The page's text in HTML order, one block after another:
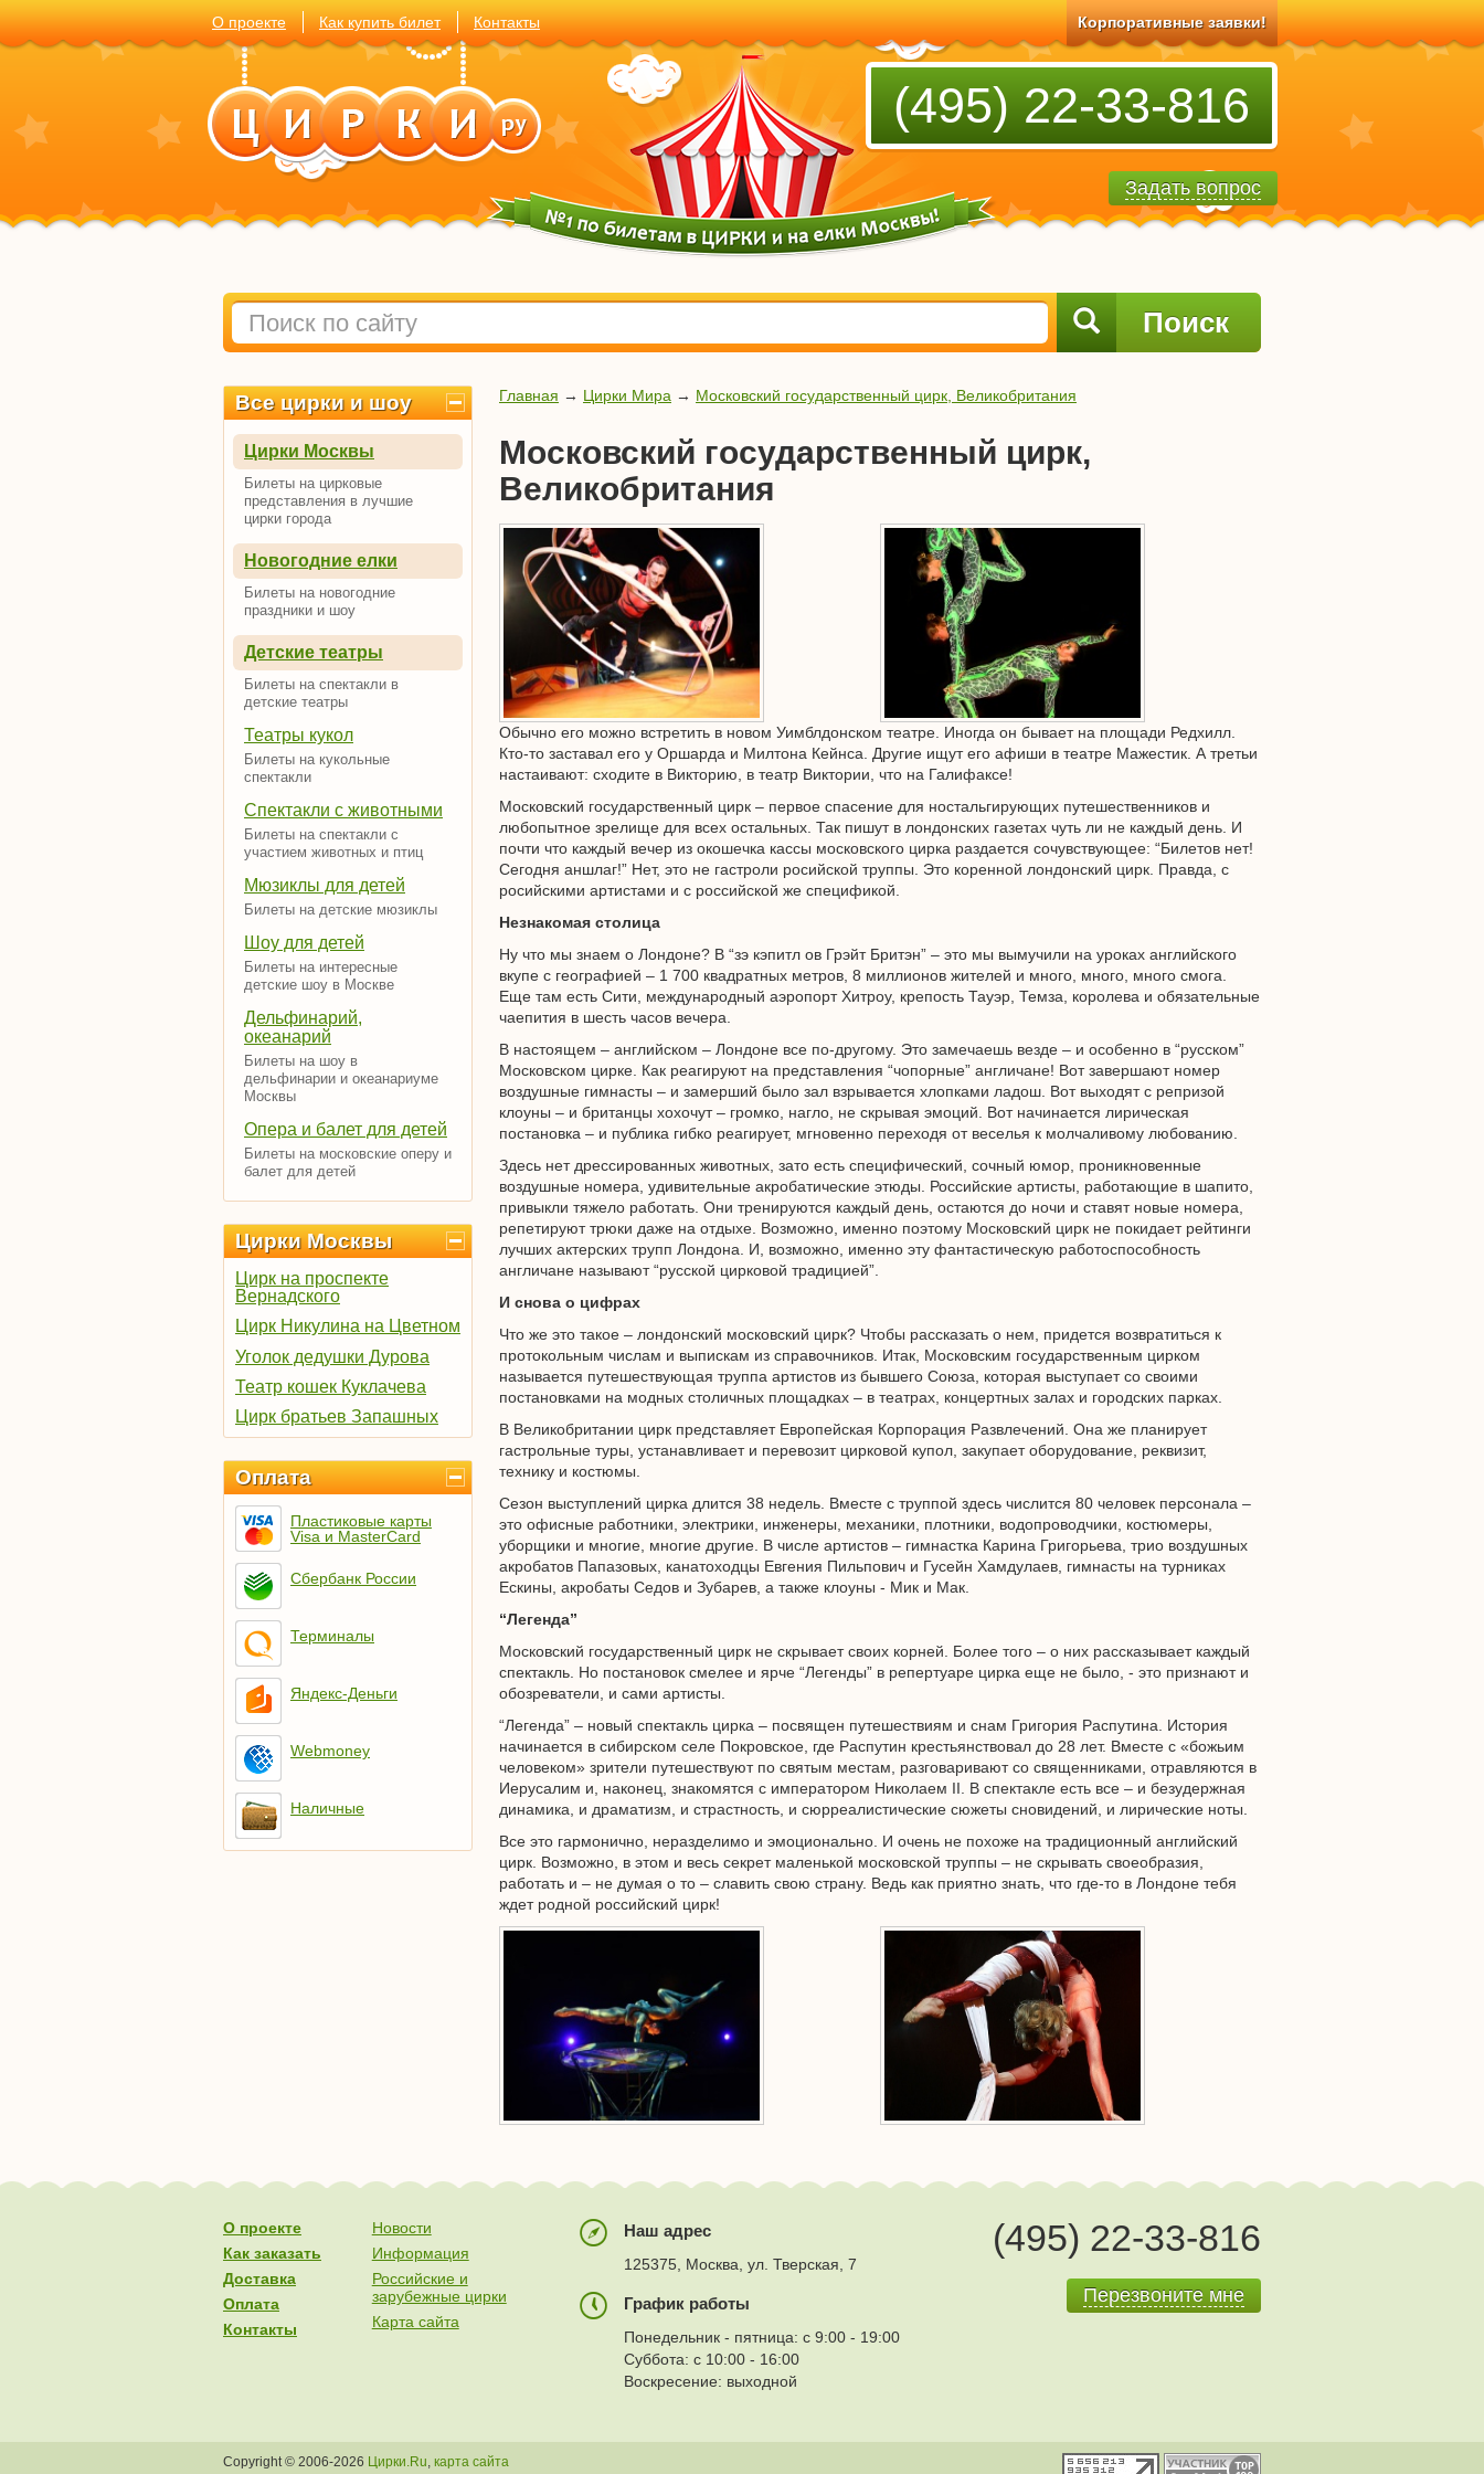
О проекте Как купить билет Контакты Корпоративные заявки!
(495) 22-33-816
Задать вопрос
Поиск
Все цирки и шоу
Цирки Москвы
Билеты на цирковые
представления в лучшие
цирки города
Новогодние елки
Билеты на новогодние
праздники и шоу
Детские театры
Билеты на спектакли в
детские театры
Театры кукол
Билеты на кукольные
спектакли
Спектакли с животными
Билеты на спектакли с
участием животных и птиц
Мюзиклы для детей
Билеты на детские мюзиклы
Шоу для детей
Билеты на интересные
детские шоу в Москве
Дельфинарий,
океанарий
Билеты на шоу в
дельфинарии и океанариуме
Москвы
Опера и балет для детей
Билеты на московские оперу и
балет для детей
Цирки Москвы
Цирк на проспекте
Вернадского
Цирк Никулина на Цветном
Уголок дедушки Дурова
Театр кошек Куклачева
Цирк братьев Запашных
Оплата
Пластиковые карты
Visa и MasterCard
Сбербанк России
Терминалы
Яндекс-Деньги
Webmoney
Наличные
Главная → Цирки Мира → Московский государственный цирк, Великобритания
Московский государственный цирк,
Великобритания
Обычно его можно встретить в новом Уимблдонском театре. Иногда он бывает на площади Редхилл.
Кто-то заставал его у Оршарда и Милтона Кейнса. Другие ищут его афиши в театре Мажестик. А третьи
настаивают: сходите в Викторию, в театр Виктории, что на Галифаксе!
Московский государственный цирк – первое спасение для ностальгирующих путешественников и
любопытное зрелище для всех остальных. Так пишут в лондонских газетах чуть ли не каждый день. И
почти что каждый вечер из окошечка кассы московского цирка раздается сочувствующее: “Билетов нет!
Сегодня аншлаг!” Нет, это не гастроли росийской труппы. Это коренной лондонский цирк. Правда, с
росийскими артистами и с российской же спецификой.
Незнакомая столица
Ну что мы знаем о Лондоне? В “зэ кэпитл ов Грэйт Бритэн” – это мы вымучили на уроках английского
вкупе с географией – 1 700 квадратных метров, 8 миллионов жителей и много, много, много смога.
Еще там есть Сити, международный аэропорт Хитроу, крепость Тауэр, Темза, королева и обязательные
чаепития в шесть часов вечера.
В настоящем – английском – Лондоне все по-другому. Это замечаешь везде – и особенно в “русском”
Московском цирке. Как реагируют на представления “чопорные” англичане! Вот завершают номер
воздушные гимнасты – и замерший было зал взрывается хлопками ладош. Вот выходят с репризой
клоуны – и британцы хохочут – громко, нагло, не скрывая эмоций. Вот начинается лирическая
постановка – и публика гибко реагирует, мгновенно переходя от веселья к молчаливому любованию.
Здесь нет дрессированных животных, зато есть специфический, сочный юмор, проникновенные
воздушные номера, удивительные акробатические этюды. Российские артисты, работающие в шапито,
привыкли тяжело работать. Они тренируются каждый день, остаются до ночи и ставят новые номера,
репетируют трюки даже на отдыхе. Возможно, именно поэтому Московский цирк не покидает рейтинги
лучших актерских трупп Лондона. И, возможно, именно эту фантастическую работоспособность
англичане называют “русской цирковой традицией”.
И снова о цифрах
Что же это такое – лондонский московский цирк? Чтобы рассказать о нем, придется возвратиться к
протокольным числам и выпискам из справочников. Итак, Московским государственным цирком
называется путешествующая труппа артистов из бывшего Союза, которая выступает со своими
постановками на модных столичных площадках – в театрах, концертных залах и городских парках.
В Великобритании цирк представляет Европейская Корпорация Развлечений. Она же планирует
гастрольные туры, устанавливает и перевозит цирковой купол, закупает оборудование, реквизит,
технику и костюмы.
Сезон выступлений цирка длится 38 недель. Вместе с труппой здесь числится 80 человек персонала –
это офисные работники, электрики, инженеры, механики, плотники, водопроводчики, костюмеры,
уборщики и многие, многие другие. В числе артистов – гимнастка Карина Григорьева, трио воздушных
акробатов Папазовых, канатоходцы Евгения Пильпович и Гусейн Хамдулаев, гимнасты на турниках
Ескины, акробаты Седов и Зубарев, а также клоуны - Мик и Мак.
“Легенда”
Московский государственный цирк не скрывает своих корней. Более того – о них рассказывает каждый
спектакль. Но постановок смелее и ярче “Легенды” в репертуаре цирка еще не было, - это признают и
обозреватели, и сами артисты.
“Легенда” – новый спектакль цирка – посвящен путешествиям и снам Григория Распутина. История
начинается в сибирском селе Покровское, где Распутин крестьянствовал до 28 лет. Вместе с «божьим
человеком» зрители путешествуют по святым местам, разговаривают со священниками, отравляются в
Иерусалим и, наконец, знакомятся с императором Николаем II. В спектакле есть все – и безудержная
динамика, и драматизм, и страстность, и сюрреалистические сюжеты сновидений, и лирические ноты.
Все это гармонично, неразделимо и эмоционально. И очень не похоже на традиционный английский
цирк. Возможно, в этом и весь секрет маленькой московской труппы – не скрывать своеобразия,
работать и – не думая о то – славить свою страну. Ведь как приятно знать, что где-то в Лондоне тебя
ждет родной российский цирк!
О проекте
Как заказать
Доставка
Оплата
Контакты
Новости
Информация
Российские и
зарубежные цирки
Карта сайта
Наш адрес
125375, Москва, ул. Тверская, 7
График работы
Понедельник - пятница: с 9:00 - 19:00
Суббота: с 10:00 - 16:00
Воскресение: выходной
(495) 22-33-816
Перезвоните мне
Copyright © 2006-2026 Цирки.Ru, карта сайта